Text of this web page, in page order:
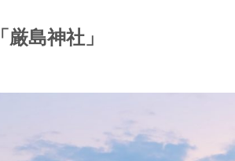
「厳島神社」